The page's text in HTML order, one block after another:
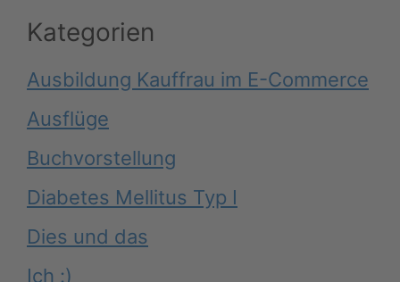
Kategorien
Ausbildung Kauffrau im E-Commerce
Ausflüge
Buchvorstellung
Diabetes Mellitus Typ I
Dies und das
Ich :)